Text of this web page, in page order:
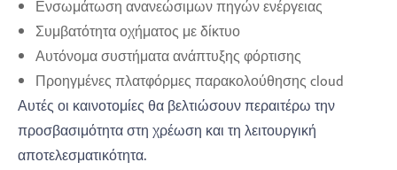
Ενσωμάτωση ανανεώσιμων πηγών ενέργειας
Συμβατότητα οχήματος με δίκτυο
Αυτόνομα συστήματα ανάπτυξης φόρτισης
Προηγμένες πλατφόρμες παρακολούθησης cloud
Αυτές οι καινοτομίες θα βελτιώσουν περαιτέρω την
προσβασιμότητα στη χρέωση και τη λειτουργική
αποτελεσματικότητα.